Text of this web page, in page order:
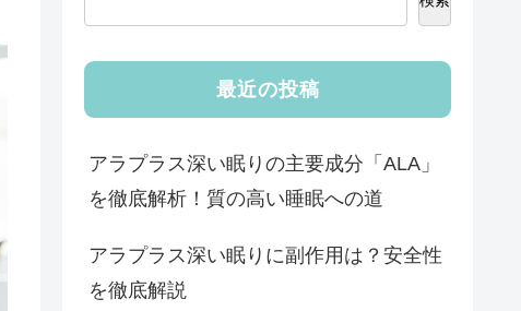
最近の投稿
アラプラス深い眠りの主要成分「ALA」
を徹底解析！質の高い睡眠への道
アラプラス深い眠りに副作用は？安全性
を徹底解説